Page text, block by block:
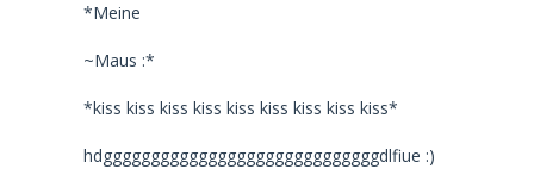
*Meine
~Maus :*
*kiss kiss kiss kiss kiss kiss kiss kiss kiss*
hdgggggggggggggggggggggggggggggdlfiue :)